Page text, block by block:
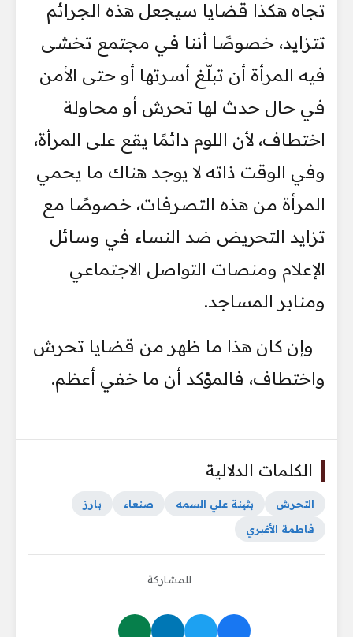
تجاه هكذا قضايا سيجعل هذه الجرائم
تتزايد، خصوصًا أننا في مجتمع تخشى
فيه المرأة أن تبلّغ أسرتها أو حتى الأمن
في حال حدث لها تحرش أو محاولة
اختطاف، لأن اللوم دائمًا يقع على المرأة،
وفي الوقت ذاته لا يوجد هناك ما يحمي
المرأة من هذه التصرفات، خصوصًا مع
تزايد التحريض ضد النساء في وسائل
الإعلام ومنصات التواصل الاجتماعي
ومنابر المساجد.
وإن كان هذا ما ظهر من قضايا تحرش
واختطاف، فالمؤكد أن ما خفي أعظم.
الكلمات الدلالية
التحرش بثينة علي السمه صنعاء
بارز
فاطمة الأغبري
للمشاركة